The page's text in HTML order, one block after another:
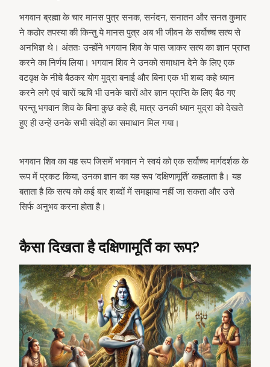
भगवान ब्रह्मा के चार मानस पुत्र सनक, सनंदन, सनातन और सनत कुमार
ने कठोर तपस्या की किन्तु ये मानस पुत्र अब भी जीवन के सर्वोच्च सत्य से
अनभिज्ञ थे। अंततः उन्होंने भगवान शिव के पास जाकर सत्य का ज्ञान प्राप्त
करने का निर्णय लिया। भगवान शिव ने उनको समाधान देने के लिए एक
वटवृक्ष के नीचे बैठकर योग मुद्रा बनाई और बिना एक भी शब्द कहे ध्यान
करने लगे एवं चारों ऋषि भी उनके चारों ओर ज्ञान प्राप्ति के लिए बैठ गए
परन्तु भगवान शिव के बिना कुछ कहे ही, मात्र उनकी ध्यान मुद्रा को देखते
हुए ही उन्हें उनके सभी संदेहों का समाधान मिल गया।
भगवान शिव का यह रूप जिसमें भगवान ने स्वयं को एक सर्वोच्च मार्गदर्शक के
रूप में प्रकट किया, उनका ज्ञान का यह रूप ‘दक्षिणामूर्ति’ कहलाता है। यह
बताता है कि सत्य को कई बार शब्दों में समझाया नहीं जा सकता और उसे
सिर्फ अनुभव करना होता है।
कैसा दिखता है दक्षिणामूर्ति का रूप?